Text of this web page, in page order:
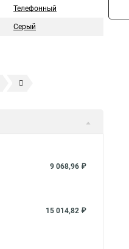
Телефонный
Серый
9 068,96 ₽
15 014,82 ₽